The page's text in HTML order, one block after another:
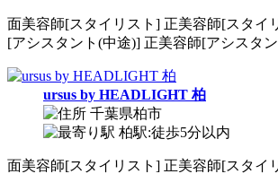
面美容師[スタイリスト] 正美容師[スタイ
[アシスタント(中途)] 正美容師[アシスタ
ursus by HEADLIGHT 柏
千葉県柏市
柏駅:徒歩5分以内
面美容師[スタイリスト] 正美容師[スタイ